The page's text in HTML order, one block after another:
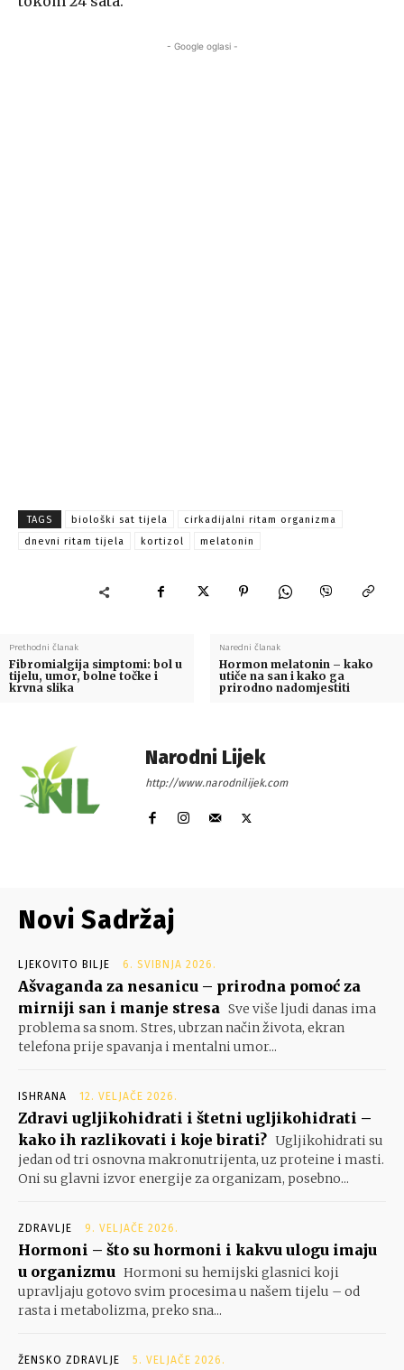
- Google oglasi -
TAGS biološki sat tijela
cirkadijalni ritam organizma
dnevni ritam tijela
kortizol melatonin
Prethodni članak
Fibromialgija simptomi: bol u
tijelu, umor, bolne točke i
krvna slika
Naredni članak
Hormon melatonin – kako
utiče na san i kako ga
prirodno nadomjestiti
Narodni Lijek
http://www.narodnilijek.com
Novi Sadržaj
LJEKOVITO BILJE 6. SVIBNJA 2026.
Ašvaganda za nesanicu – prirodna pomoć za
mirniji san i manje stresa Sve više ljudi danas ima
problema sa snom. Stres, ubrzan način života, ekran
telefona prije spavanja i mentalni umor...
ISHRANA 12. VELJAČE 2026.
Zdravi ugljikohidrati i štetni ugljikohidrati –
kako ih razlikovati i koje birati? Ugljikohidrati su
jedan od tri osnovna makronutrijenta, uz proteine i masti.
Oni su glavni izvor energije za organizam, posebno...
ZDRAVLJE 9. VELJAČE 2026.
Hormoni – što su hormoni i kakvu ulogu imaju
u organizmu Hormoni su hemijski glasnici koji
upravljaju gotovo svim procesima u našem tijelu – od
rasta i metabolizma, preko sna...
ŽENSKO ZDRAVLJE 5. VELJAČE 2026.